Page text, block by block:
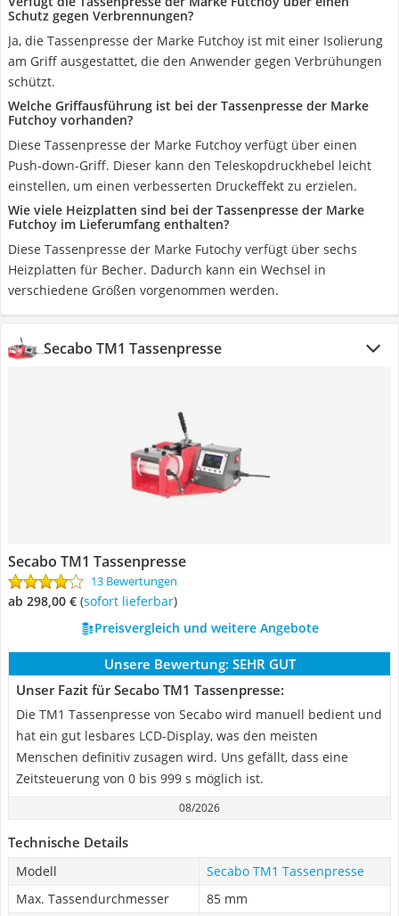
Schutz gegen Verbrennungen?
Ja, die Tassenpresse der Marke Futchoy ist mit einer Isolierung
am Griff ausgestattet, die den Anwender gegen Verbrühungen
schützt.
Welche Griffausführung ist bei der Tassenpresse der Marke
Futchoy vorhanden?
Diese Tassenpresse der Marke Futchoy verfügt über einen
Push-down-Griff. Dieser kann den Teleskopdruckhebel leicht
einstellen, um einen verbesserten Druckeffekt zu erzielen.
Wie viele Heizplatten sind bei der Tassenpresse der Marke
Futchoy im Lieferumfang enthalten?
Diese Tassenpresse der Marke Futochy verfügt über sechs
Heizplatten für Becher. Dadurch kann ein Wechsel in
verschiedene Größen vorgenommen werden.
Secabo TM1 Tassenpresse
Secabo TM1 Tassenpresse
13 Bewertungen
ab 298,00 € ( Sofort lieferbar)
Preisvergleich und weitere Angebote
Unsere Bewertung: SEHR GUT
Unser Fazit für Secabo TM1 Tassenpresse:
Die TM1 Tassenpresse von Secabo wird manuell bedient und
hat ein gut lesbares LCD-Display, was den meisten
Menschen definitiv zusagen wird. Uns gefällt, dass eine
Zeitsteuerung von 0 bis 999 s möglich ist.
08/2026
Technische Details
Modell
Secabo TM1 Tassenpresse
Max. Tassendurchmesser
85 mm